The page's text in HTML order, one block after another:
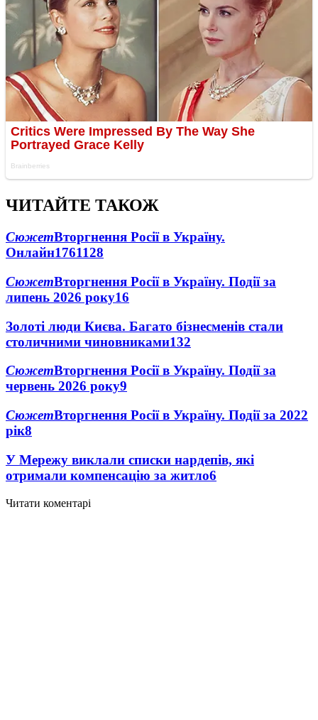
ЧИТАЙТЕ ТАКОЖ
СюжетВторгнення Росії в Україну.
Онлайн1761128
СюжетВторгнення Росії в Україну. Події за
липень 2026 року16
Золоті люди Києва. Багато бізнесменів стали
столичними чиновниками132
СюжетВторгнення Росії в Україну. Події за
червень 2026 року9
СюжетВторгнення Росії в Україну. Події за 2022
рік8
У Мережу виклали списки нардепів, які
отримали компенсацію за житло6
Читати коментарі